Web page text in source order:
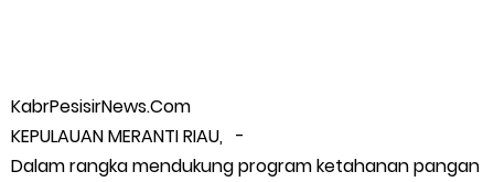
Masyarakat Desa Se- Kecamatan Merbau Datangi PLTG
KabrPesisirNews.Com
KEPULAUAN MERANTI RIAU, -
Dalam rangka mendukung program ketahanan pangan